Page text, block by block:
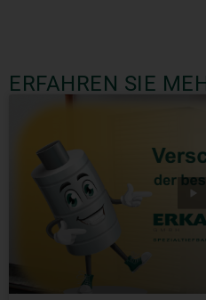
ERFAHREN SIE